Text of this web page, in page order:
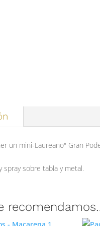
un mini-Laureano" Gran
spray sobre tabla y metal.